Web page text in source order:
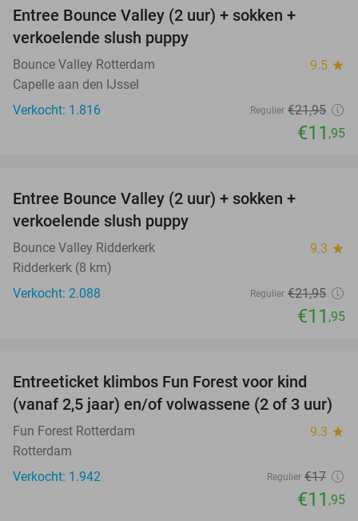
Entree Bounce Valley (2 uur) + sokken +
verkoelende slush puppy
Bounce Valley Rotterdam 9.5 star
Capelle aan den IJssel
Verkocht: 1.816
Regulier €21,95
€11 ,95
Entree Bounce Valley (2 uur) + sokken +
verkoelende slush puppy
Bounce Valley Ridderkerk 9.3 star
Ridderkerk (8 km)
Verkocht: 2.088
Regulier €21,95
€11 ,95
Entreeticket klimbos Fun Forest voor kind
(vanaf 2,5 jaar) en/of volwassene (2 of 3 uur)
Fun Forest Rotterdam 9.3 star
Rotterdam
Verkocht: 1.942
Regulier €17
€11 ,95